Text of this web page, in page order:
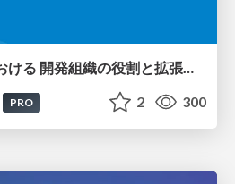
AIネイティブ時代における 開発組織の役割と拡張の可能性
PRO 2 300